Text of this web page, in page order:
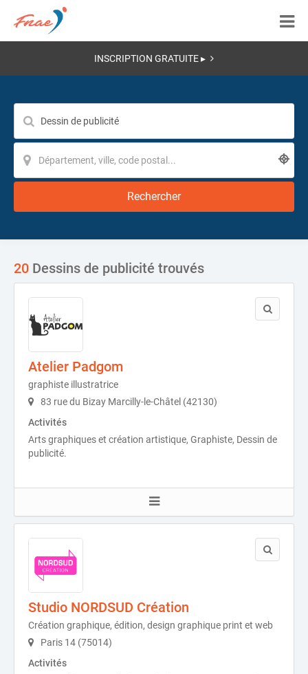
INSCRIPTION GRATUITE ▸
Rechercher
20 Dessins de publicité trouvés
Atelier Padgom
graphiste illustratrice
83 rue du Bizay Marcilly-le-Châtel (42130)
Activités
Arts graphiques et création artistique, Graphiste, Dessin de
publicité.
Studio NORDSUD Création
Création graphique, édition, design graphique print et web
Paris 14 (75014)
Activités